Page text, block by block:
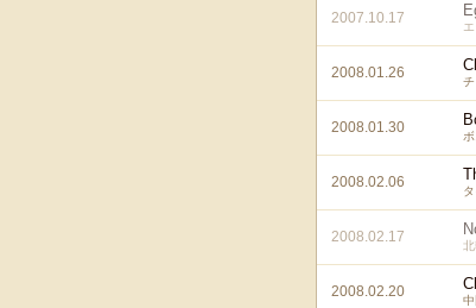
2007.10.17
2008.01.26
2008.01.30
2008.02.06
2008.02.17
2008.02.20